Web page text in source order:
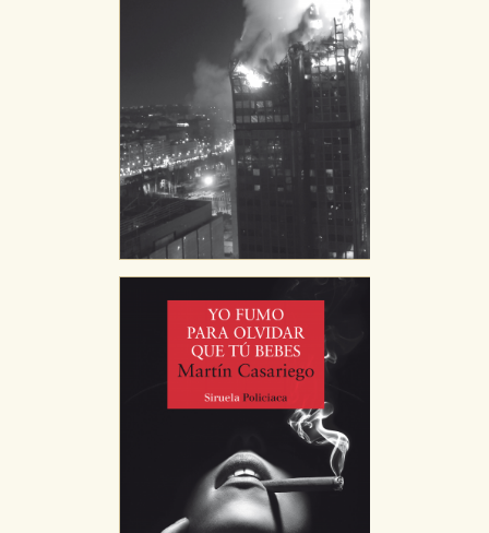
Estas cookies se utilizan para mejorar su experiencia
de navegación y optimizar el funcionamiento de
nuestro sitio web. Almacenan configuraciones de
servicios para que no tenga que reconfigurarlos cada
vez que nos visita. La información es agregada y, por lo
Cookies de publicidad y redes sociales
Estas cookies son gestionadas por nuestros socios
publicitarios y se utilizan para mostrar publicidad
relevante para sus intereses en otros sitios. No
almacenan directamente información personal sino
que se basan en la identificación única de su
navegador y dispositivo de internet.
GUARDAR CONFIGURACIÓN
Puede consultar nuestrapolítica de cookies